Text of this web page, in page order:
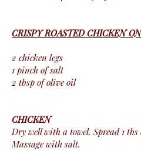
CRISPY ROASTED CHICKEN
2 chicken legs
1 pinch of salt
2 tbsp of olive oil
CHICKEN
Dry well with a towel. Spread 1 tbs
Massage with salt.